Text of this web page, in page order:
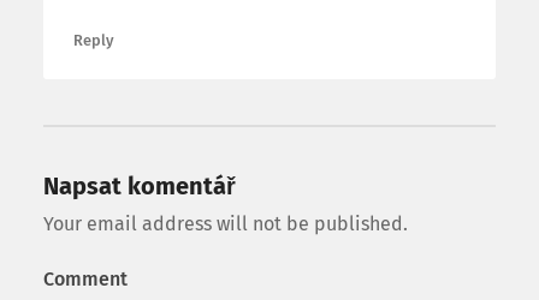
Reply
Napsat komentář
Your email address will not be published.
Comment